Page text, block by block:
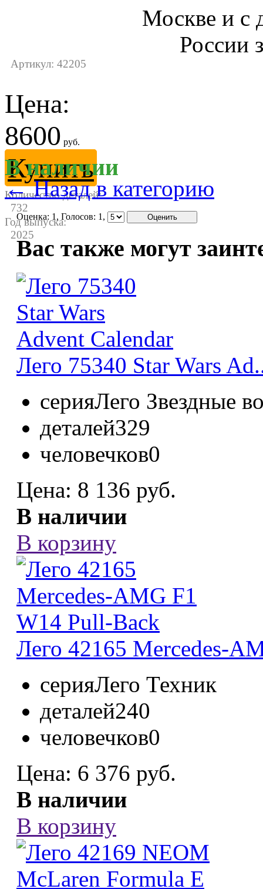
Артикул: 42205
Цена:
8600 руб.
В наличии
Купить
Количество деталей:
732
Год выпуска:
2025
← Назад в категорию
Оценка: 1 , Голосов: 1 ,
Вас также могут
Лего 75340 Star Wars
серияЛего Звeздные
деталей329
человечков0
Цена: 8 136 руб.
В наличии
В корзину
Лего 42165 Mercedes-
серияЛего Техник
деталей240
человечков0
Цена: 6 376 руб.
В наличии
В корзину